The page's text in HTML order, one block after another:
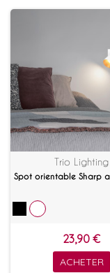
Trio Lighting
23,90 €
ACHETER